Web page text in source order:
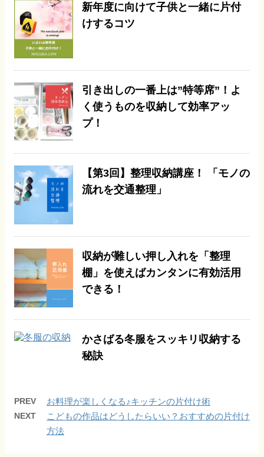
新年度に向けて子供と一緒に片付
けするコツ
引き出しの一番上は”特等席”！よ
く使うものを収納して効率アッ
プ！
【第3回】整理収納講座！ 「モノの
流れを交通整理」
収納が難しい押し入れを「整理
棚」を使えばカンタンに有効活用
できる！
かさばる冬服をスッキリ収納する
秘訣
PREV お料理が楽しくなる♪キッチンの片付け術
NEXT
こどもの作品はどうしたらいい？おすすめの片付け
方法